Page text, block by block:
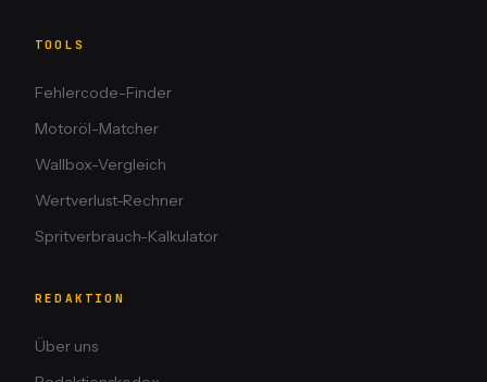
TOOLS
Fehlercode-Finder
Motoröl-Matcher
Wallbox-Vergleich
Wertverlust-Rechner
Spritverbrauch-Kalkulator
REDAKTION
Über uns